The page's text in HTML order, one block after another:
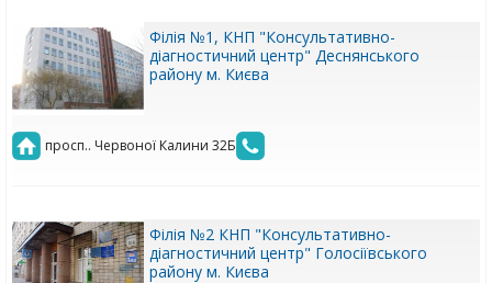
Філія №1, КНП "Консультативно-
діагностичний центр" Деснянського
району м. Києва
просп.. Червоної Калини 32Б
Філія №2 КНП "Консультативно-
діагностичний центр" Голосіївського
району м. Києва